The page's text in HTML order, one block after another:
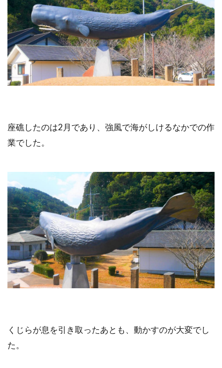
座礁したのは2月であり、強風で海がしけるなかでの作
業でした。
くじらが息を引き取ったあとも、動かすのが大変でし
た。